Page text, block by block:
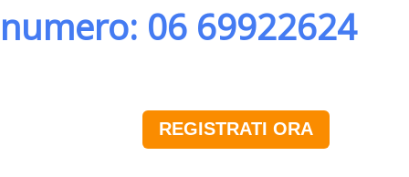
numero: 06 69922624
REGISTRATI ORA